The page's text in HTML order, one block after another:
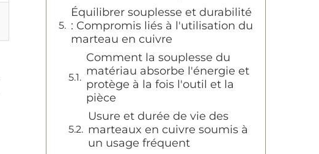
Équilibrer souplesse et durabilité
: Compromis liés à l'utilisation du
marteau en cuivre
Comment la souplesse du
matériau absorbe l'énergie et
protège à la fois l'outil et la
pièce
Usure et durée de vie des
marteaux en cuivre soumis à
un usage fréquent